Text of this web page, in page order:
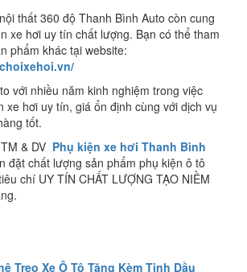
thất 360 độ Thanh Bình Auto còn cung
xe hơi uy tín chất lượng. Bạn có thể tham
phẩm khác tại website:
với nhiều năm kinh nghiệm trong việc
xe hơi uy tín, giá ổn định cùng với dịch vụ
tốt.
& DV Phụ kiện xe hơi Thanh Bình
đặt chất lượng sản phẩm phụ kiện ô tô
chí UY TÍN CHẤT LƯỢNG TẠO NIỀM
Treo Xe Ô Tô Tặng Kèm Tinh Dầu